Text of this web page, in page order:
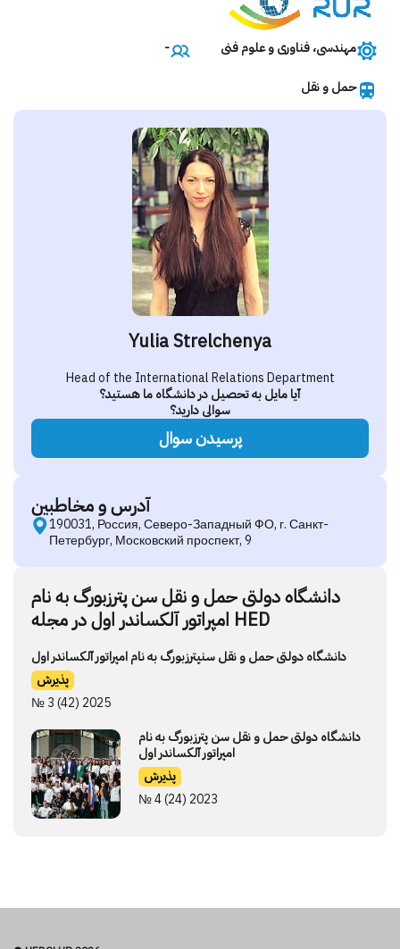
مهندسی، فناوری و علوم فنی -
حمل و نقل
Yulia Strelchenya
Head of the International Relations Department
آیا مایل به تحصیل در دانشگاه ما هستید؟
سوالی دارید؟
پرسیدن سوال
آدرس و مخاطبین
190031, Россия, Северо-Западный ФО, г. Санкт-
Петербург, Московский проспект, 9
دانشگاه دولتی حمل و نقل سن پترزبورگ به نام
امپراتور آلکساندر اول در مجله HED
دانشگاه دولتی حمل و نقل سنپترزبورگ به نام امپراتور آلکساندر اول
پذیرش
№ 3 (42) 2025
دانشگاه دولتی حمل و نقل سن پترزبورگ به نام
امپراتور آلکساندر اول
پذیرش
№ 4 (24) 2023